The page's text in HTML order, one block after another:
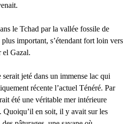
le Tchad par la vallée fossile de
important, s’étendant fort loin vers
el Gazal.
serait jeté dans un immense lac qui
récente l’actuel Ténéré. Par
été une véritable mer intérieure
Quoiqu’il en soit, il y avait sur les